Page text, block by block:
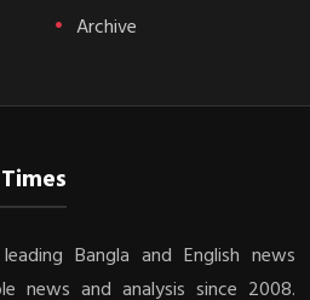
Archive
Bangla and English news
news and analysis since 2008.